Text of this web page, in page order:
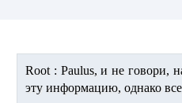
Root : Paulus,и не говори,
эту информацию, однако